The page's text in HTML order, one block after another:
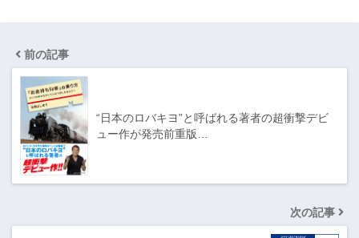
前の記事
“日本のロバキヨ”と呼ばれる著者の超衝撃デビ
ュー作が発売前重版…
次の記事